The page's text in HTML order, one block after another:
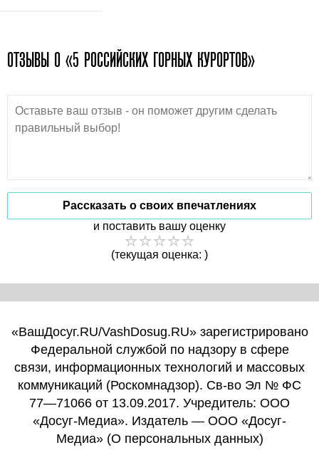
ОТЗЫВЫ О «5 РОССИЙСКИХ ГОРНЫХ КУРОРТОВ»
Рассказать о своих впечатлениях
и поставить вашу оценку
(текущая оценка: )
«ВашДосуг.RU/VashDosug.RU» зарегистрировано
Федеральной службой по надзору в сфере
связи, информационных технологий и массовых
коммуникаций (Роскомнадзор). Св-во Эл № ФС
77—71066 от 13.09.2017. Учредитель: ООО
«Досуг-Медиа». Издатель — ООО «Досуг-
Медиа» (О персональных данных)